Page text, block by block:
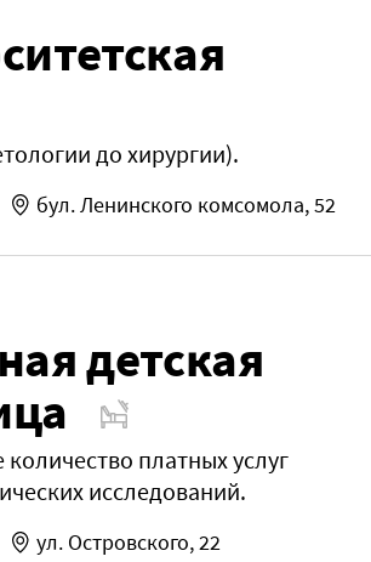
до хирургии).
бул. Ленинского комсомола, 52
детская
платных услуг
исследований.
ул. Островского, 22